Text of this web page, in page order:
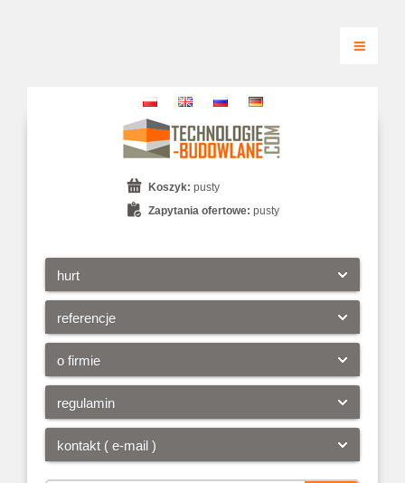
hurt
referencje
o firmie
regulamin
kontakt ( e-mail )
Koszyk: pusty
Zapytania ofertowe: pusty